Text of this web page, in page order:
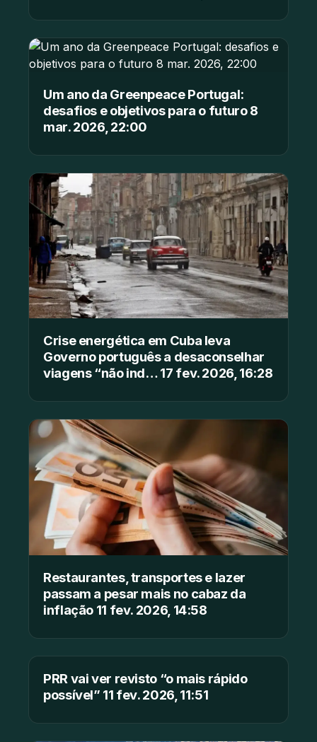
Um ano da Greenpeace Portugal:
desafios e objetivos para o futuro 8
mar. 2026, 22:00
Crise energética em Cuba leva
Governo português a desaconselhar
viagens “não ind… 17 fev. 2026, 16:28
Restaurantes, transportes e lazer
passam a pesar mais no cabaz da
inflação 11 fev. 2026, 14:58
PRR vai ver revisto “o mais rápido
possível” 11 fev. 2026, 11:51